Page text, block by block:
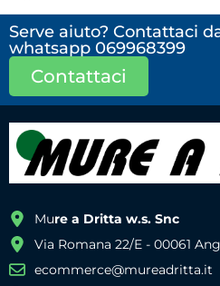
Serve aiuto? Contattaci
whatsapp 069968399
Contattaci
Mure a Dritta w.s. Snc
Via Romana 22/E - 00061
ecommerce@mureadritta.it